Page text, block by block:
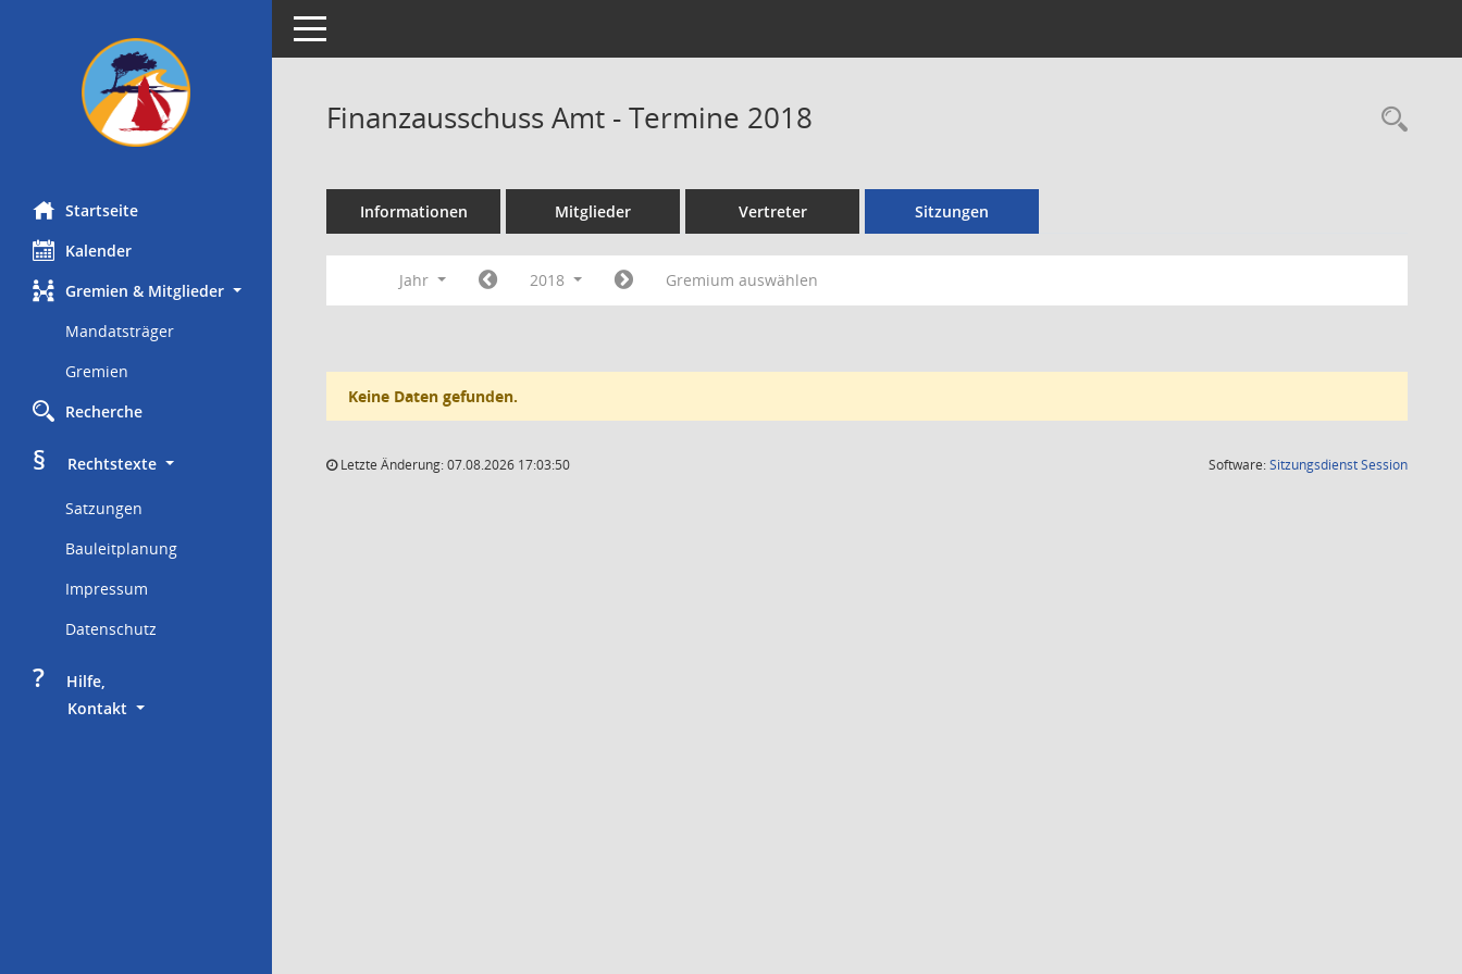
Startseite
Kalender
Gremien & Mitglieder
Mandatsträger
Gremien
Recherche
§
     Rechtstexte
Satzungen
Bauleitplanung
Impressum
Datenschutz
?
     Hilfe,
Kontakt
Toggle navigation
Finanzausschuss Amt - Termine 2018
Informationen Mitglieder Vertreter Sitzungen
Jahr 2018 Gremium auswählen
Keine Daten gefunden.
Letzte Änderung: 07.08.2026 17:03:50 Software:SitzungsdienstSession(Wird in